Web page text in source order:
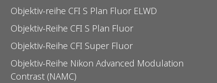
Objektiv-reihe CFI S Plan Fluor ELWD
Objektiv-Reihe CFI S Plan Fluor
Objektiv-Reihe CFI Super Fluor
Objektiv-Reihe Nikon Advanced Modulation
Contrast (NAMC)